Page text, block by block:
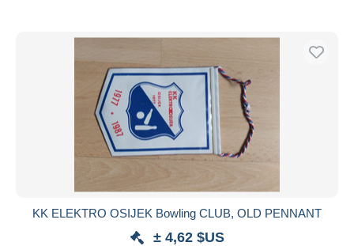
KK ELEKTRO OSIJEK Bowling CLUB, OLD PENNANT
± 4,62 $US